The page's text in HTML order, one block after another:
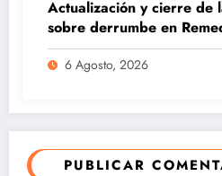
Actualización y cierre de
sobre derrumbe en
6 Agosto, 2026
PUBLICAR